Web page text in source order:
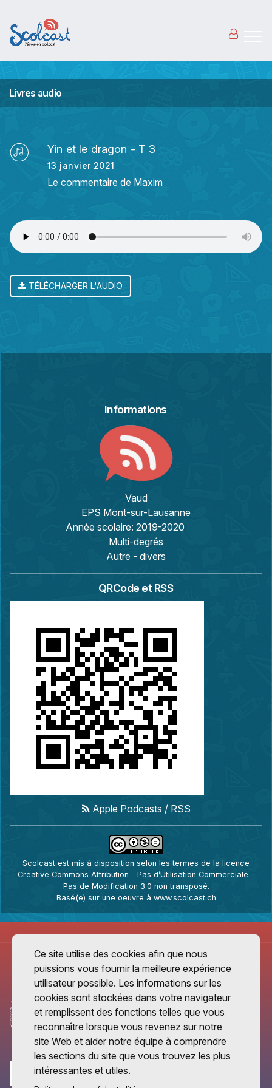
Livres audio
Yin et le dragon - T 3
13 janvier 2021
Le commentaire de Maxim
TÉLÉCHARGER L'AUDIO
Informations
Vaud
EPS Mont-sur-Lausanne
Année scolaire: 2019-2020
Multi-degrés
Autre - divers
QRCode et RSS
Apple Podcasts / RSS
Scolcast est mis à disposition selon les termes de la licence
Creative Commons Attribution - Pas d’Utilisation Commerciale -
Pas de Modification 3.0 non transposé.
Basé(e) sur une oeuvre à www.scolcast.ch
Ce site utilise des cookies afin que nous
puissions vous fournir la meilleure expérience
utilisateur possible. Les informations sur les
cookies sont stockées dans votre navigateur
et remplissent des fonctions telles que vous
reconnaître lorsque vous revenez sur notre
site Web et aider notre équipe à comprendre
les sections du site que vous trouvez les plus
intéressantes et utiles.